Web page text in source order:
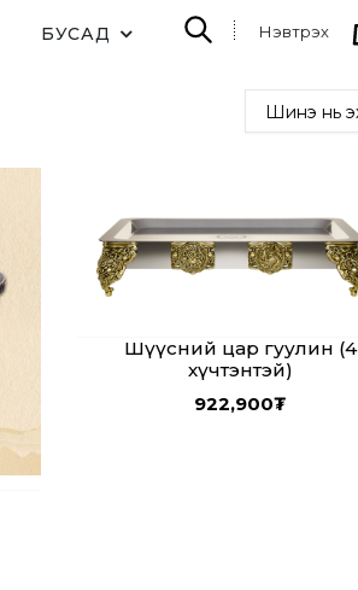
БУСАД Нэвтрэх
Шүүсний цар гуулин (4
хүчтэнтэй)
922,900₮